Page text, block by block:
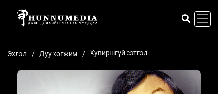
Эхлэл Дуу хөгжим Хувиршгүй сэтгэл